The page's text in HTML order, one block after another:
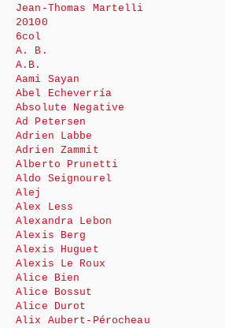
Jean-Thomas Martelli
20100
6col
A. B.
A.B.
Aami Sayan
Abel Echeverría
Absolute Negative
Ad Petersen
Adrien Labbe
Adrien Zammit
Alberto Prunetti
Aldo Seignourel
Alej
Alex Less
Alexandra Lebon
Alexis Berg
Alexis Huguet
Alexis Le Roux
Alice Bien
Alice Bossut
Alice Durot
Alix Aubert-Pérocheau